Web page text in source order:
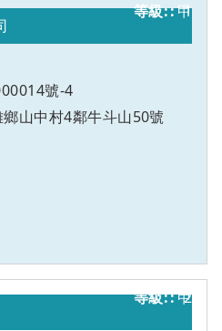
1
號-4
鄉山中村4鄰牛斗山50號
甲
2
甲